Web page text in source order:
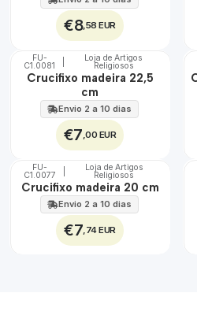
€8,58 EUR
🇵🇹
100%
FU-
C1.0081
Loja de Artigos
Religiosos
Crucifixo madeira 22,5
cm
Envio 2 a 10 dias
€7 ,00 EUR
🇵🇹
100%
FU-
C1.0077
Loja de Artigos
Religiosos
Crucifixo madeira 20 cm
Envio 2 a 10 dias
€7 ,74 EUR